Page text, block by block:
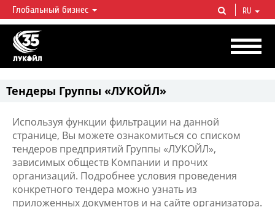
ЛУКОЙЛ СЕГОДНЯ
ЛУКОЙЛ — одна из крупнейших вертикально интегрированных
нефтегазовых компаний в мире, на долю которой приходится более 2%
мировой добычи нефти и около 1% доказанных запасов углеводородов.
Глобальный бизнес RU
Тендеры Группы «ЛУКОЙЛ»
Используя функции фильтрации на данной
странице, Вы можете ознакомиться со списком
тендеров предприятий Группы «ЛУКОЙЛ»,
зависимых обществ Компании и прочих
организаций. Подробнее условия проведения
конкретного тендера можно узнать из
приложенных документов и на сайте организатора.